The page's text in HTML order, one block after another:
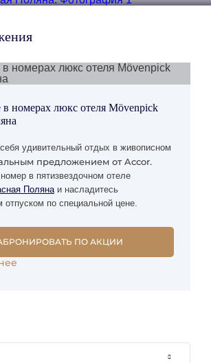
номерах люкс отеля Mövenpick
удивительный отдых в живописном
предложением от Accor.
в пятизвездочном отеле
Полянаи насладитесь
по специальной цене.
ПО АКЦИИ